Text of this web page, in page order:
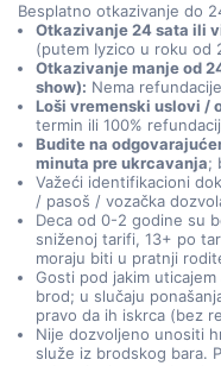
Besplatno otkazivanje do
Otkazivanje 24 sata ili
(putem Iyzico u roku od
Otkazivanje manje od
show): Nema
Loši vremenski uslovi /
termin ili 100%
Budite na
minuta pre ukrcavanja;
Važeći identifikacioni
/ pasoš / vozačka
Deca od 0-2 godine su
sniženoj tarifi, 13+ po
moraju biti u pratnji
Gosti pod jakim
brod; u slučaju
pravo da ih iskrca (bez
Nije dozvoljeno unositi
služe iz brodskog bara.